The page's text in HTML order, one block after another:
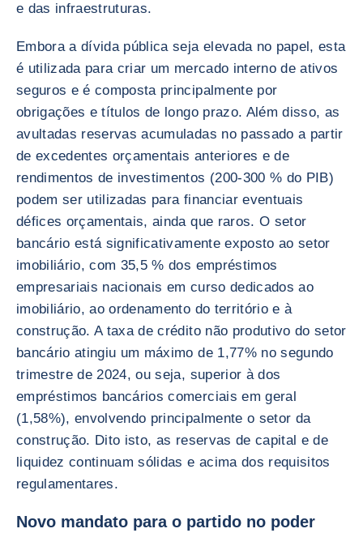
e das infraestruturas.
Embora a dívida pública seja elevada no papel, esta
é utilizada para criar um mercado interno de ativos
seguros e é composta principalmente por
obrigações e títulos de longo prazo. Além disso, as
avultadas reservas acumuladas no passado a partir
de excedentes orçamentais anteriores e de
rendimentos de investimentos (200-300 % do PIB)
podem ser utilizadas para financiar eventuais
défices orçamentais, ainda que raros. O setor
bancário está significativamente exposto ao setor
imobiliário, com 35,5 % dos empréstimos
empresariais nacionais em curso dedicados ao
imobiliário, ao ordenamento do território e à
construção. A taxa de crédito não produtivo do setor
bancário atingiu um máximo de 1,77% no segundo
trimestre de 2024, ou seja, superior à dos
empréstimos bancários comerciais em geral
(1,58%), envolvendo principalmente o setor da
construção. Dito isto, as reservas de capital e de
liquidez continuam sólidas e acima dos requisitos
regulamentares.
Novo mandato para o partido no poder